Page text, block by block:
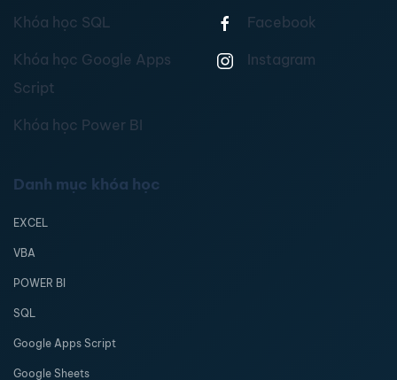
Khóa học SQL
Khóa học Google Apps
Script
Khóa học Power BI
Facebook
Instagram
Danh mục khóa học
EXCEL
VBA
POWER BI
SQL
Google Apps Script
Google Sheets